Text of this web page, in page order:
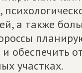
а также
обеспечить
участках.